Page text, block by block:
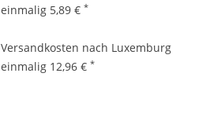
einmalig 5,89 € *
Versandkosten nach Luxemburg
einmalig 12,96 € *